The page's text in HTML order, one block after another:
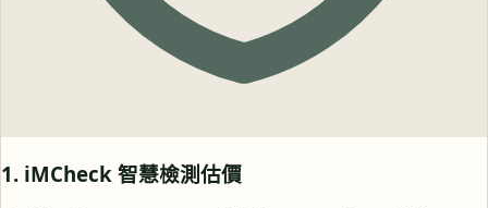
1. iMCheck 智慧檢測估價